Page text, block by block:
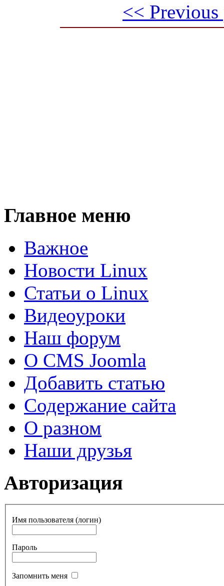
<< Previous
Главное меню
Важное
Новости Linux
Статьи о Linux
Видеоуроки
Наш форум
О CMS Joomla
Добавить статью
Содержание сайта
О разном
Наши друзья
Авторизация
Имя пользователя (логин)
Пароль
Запомнить меня